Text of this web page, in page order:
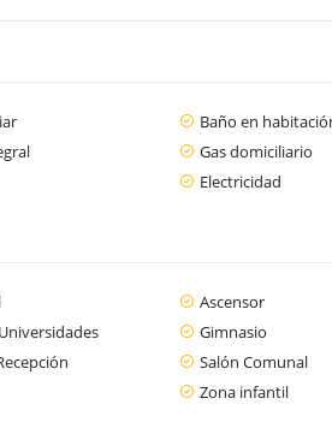
Baño en
Gas domiciliario
Electricidad
Ascensor
Gimnasio
Salón Comunal
Zona infantil